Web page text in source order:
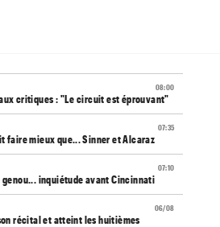
08:00
critiques : "Le circuit est éprouvant"
07:35
faire mieux que... Sinner et Alcaraz
07:10
genou... inquiétude avant Cincinnati
06/08
récital et atteint les huitièmes